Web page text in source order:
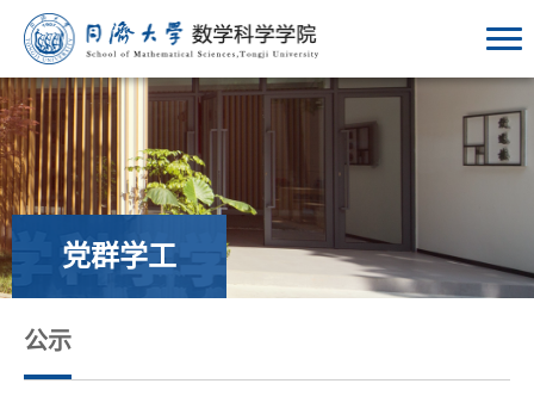
党群学工
公示